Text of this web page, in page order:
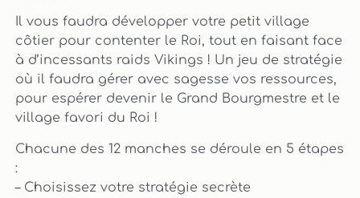
Il vous faudra développer votre petit village
côtier pour contenter le Roi, tout en faisant face
à d’incessants raids Vikings ! Un jeu de stratégie
où il faudra gérer avec sagesse vos ressources,
pour espérer devenir le Grand Bourgmestre et le
village favori du Roi !
Chacune des 12 manches se déroule en 5 étapes
:
– Choisissez votre stratégie secrète